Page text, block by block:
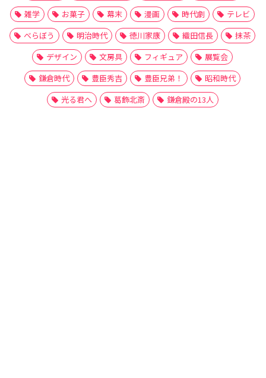
雑学
お菓子 幕末 漫画 時代劇
テレビ
べらぼう
明治時代 徳川家康 織田信長
抹茶
デザイン
文房具 フィギュア
展覧会
鎌倉時代
豊臣秀吉 豊臣兄弟！
昭和時代
光る君へ
葛飾北斎 鎌倉殿の13人